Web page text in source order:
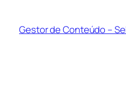
Gestor de Conteúdo –